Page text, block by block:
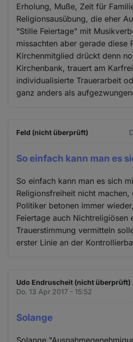
Erholung, Muße, Zeit für
Religionsausübung, die eher
"Stille Feiertage" mit
missachten aber gerade diese
Kirchenmitglied drückt denn
Kirchenbank, trauert am
individualisierte Trauerarbeit
ganz anders als
Feld (nicht überprüft)
So einfach kann man es
So einfach kann man es sich
Religionsfreiheit nicht machen,
Politiker betonen immer
Feiertage auch Nichtreligiösen
Trauerstimmung vermitteln
erster Linie an der
Udo Endruscheit (nicht überprüft)
Do. 13 Apr 2017 - 15:52
Solange
Solange